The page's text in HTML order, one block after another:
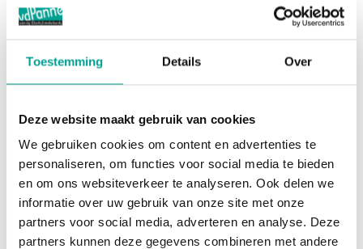
Toestemming Details Over
Deze website maakt gebruik van cookies
We gebruiken cookies om content en advertenties te
personaliseren, om functies voor social media te bieden
en om ons websiteverkeer te analyseren. Ook delen we
informatie over uw gebruik van onze site met onze
partners voor social media, adverteren en analyse. Deze
partners kunnen deze gegevens combineren met andere
Verder beschikken alle woningen over een heerlijke,
woningen, welke uitzicht biedt over een
van uw auto doet u probleemloos in één van de
parkeerhoven die nabij de woning zijn gesitueerd.
Droomt u alvast met ons mee?
Hoofdtuin Achtertuin
Ligging hoofdtuin
Garage
Overig